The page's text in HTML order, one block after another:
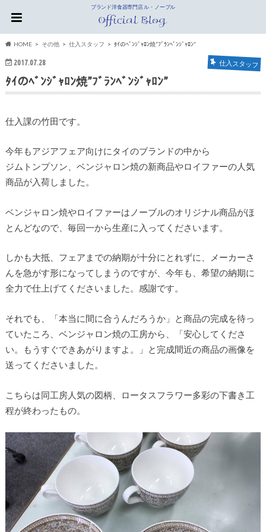
ブランド洋食器専門店 ル・ノーブル
HOME その他 仕入スタッフ ﾀｲのﾍﾞﾝｼﾞｬﾛﾝ焼”ﾌﾞﾗﾝﾍﾞﾝｼﾞｬﾛﾝ”
2017.07.28 仕入スタッフ
ﾀｲのﾍﾞﾝｼﾞｬﾛﾝ焼”ﾌﾞﾗﾝﾍﾞﾝｼﾞｬﾛﾝ”
仕入課の竹田です。
今年もアジアフェア向けにタイのブランドの中から
ジムトンプソン、ベンジャロン焼の新商品やロイファーの人気
商品が入荷しました。
ベンジャロン焼やロイファーはノーブルのオリジナル商品がほ
とんどなので、毎回一から生産に入ってくださいます。
しかも大抵、フェアまでの納期が十分にとれずに、メーカーさ
んを急がす形になってしまうのですが、今年も、希望の納期に
全力で仕上げてくださいました。感謝です。
それでも、「本当に間に合うんだろうか」と商品の完成を待っ
ていたころ、ベンジャロン焼の工房から、「安心してくださ
い。もうすぐできあがりますよ。」と完成間近の商品の画像を
送ってくださいました。
こちらは同工房人気の図柄、ロータスフラワー多彩の下書き工
程が終わったもの。